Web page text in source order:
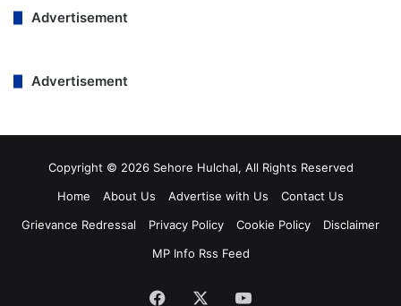
Advertisement
Advertisement
Copyright © 2026 Sehore Hulchal, All Rights Reserved
Home
About Us Advertise with Us
Contact Us
Grievance Redressal
Privacy Policy Cookie Policy
Disclaimer
MP Info Rss Feed
Facebook
Twitter